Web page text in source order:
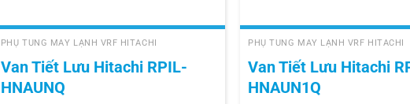
PHỤ TÙNG MÁY LẠNH VRF HITACHI
Van Tiết Lưu Hitachi RPIL-
HNAUNQ
PHỤ TÙNG MÁY LẠNH VRF HITACHI
Van Tiết Lưu Hitachi
HNAUN1Q